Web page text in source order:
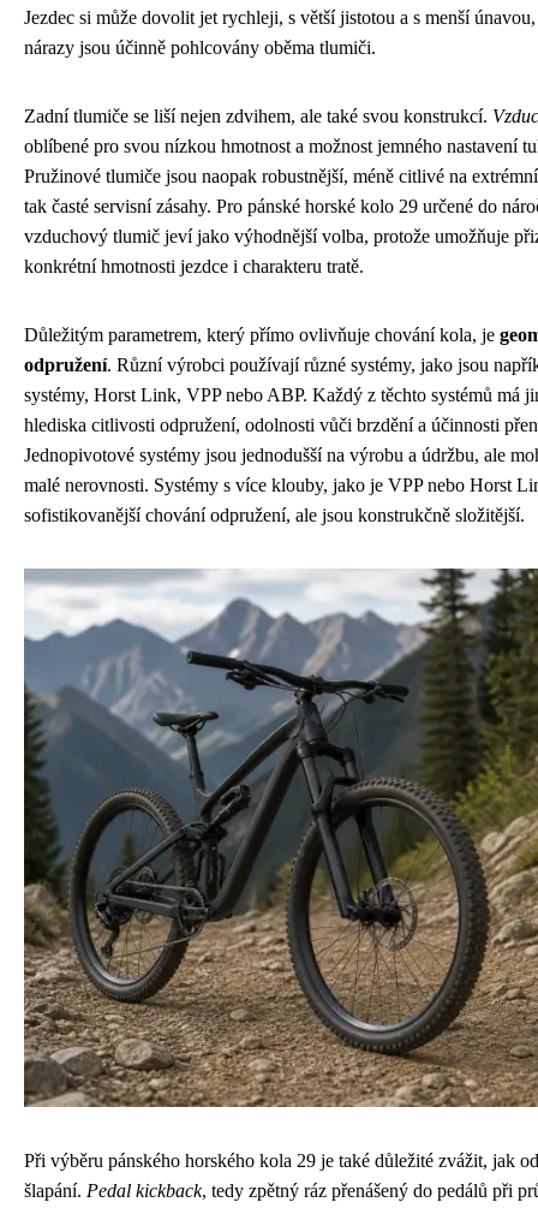
Jezdec si může dovolit jet rychleji, s větší jistotou a s menší
nárazy jsou účinně pohlcovány oběma tlumiči.
Zadní tlumiče se liší nejen zdvihem, ale také svou konstrukcí.
oblíbené pro svou nízkou hmotnost a možnost jemného nastavení
Pružinové tlumiče jsou naopak robustnější, méně citlivé na
tak časté servisní zásahy. Pro pánské horské kolo 29 určené do
vzduchový tlumič jeví jako výhodnější volba, protože umožňuje
konkrétní hmotnosti jezdce i charakteru tratě.
Důležitým parametrem, který přímo ovlivňuje chování kola, je
odpružení. Různí výrobci používají různé systémy, jako jsou
systémy, Horst Link, VPP nebo ABP. Každý z těchto systémů má
hlediska citlivosti odpružení, odolnosti vůči brzdění a účinnosti
Jednopivotové systémy jsou jednodušší na výrobu a údržbu, ale
malé nerovnosti. Systémy s více klouby, jako je VPP nebo Horst
sofistikovanější chování odpružení, ale jsou konstrukčně složitější.
Při výběru pánského horského kola 29 je také důležité zvážit, jak
šlapání. Pedal kickback, tedy zpětný ráz přenášený do pedálů při